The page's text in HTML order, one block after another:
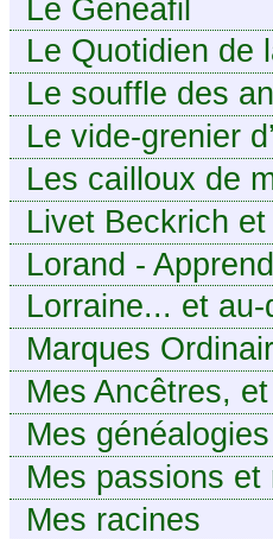
Le Généafil
Le Quotidien de
Le souffle des
Le vide-grenier
Les cailloux de
Livet Beckrich
généalogie à
Lorand -
et transmettre
(Descartes)
Lorraine... et au-
Marques
Généalogie de
d’ailleurs
Mes Ancêtres,
Découvrez mes
Vilaine et ailleurs
Mes généalogies
Mes passions et
Généalogie et Tir
Mes racines